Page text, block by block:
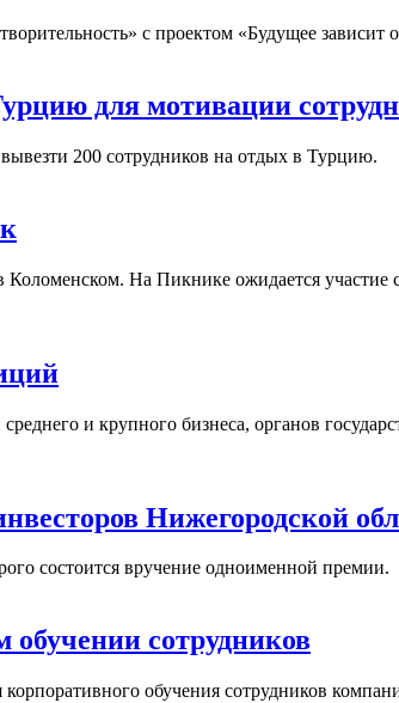
с проектом «Будущее зависит
для мотивации
200 сотрудников на отдых в Турцию.
На Пикнике ожидается участие
и крупного бизнеса, органов
Нижегородской
состоится вручение одноименной премии.
обучении сотрудников
обучения сотрудников